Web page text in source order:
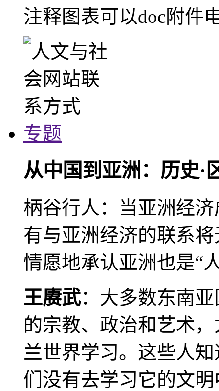
注释图表可以doc附件
专题
从中国到亚洲：历史·
柄谷行人：当亚洲经
有与亚洲经济的联系
情愿地承认亚洲也是“
王赓武：大多数东南
的宗教、政治和艺术
兰世界学习。这些人
们没有去学习它的文